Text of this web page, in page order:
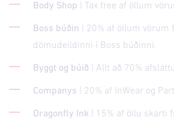
Body Shop | Tax free af öllum
Boss búðin
| 20% af öllum vörum
dömudeildinni í Boss búðinni.
Byggt og búið | Allt að 70%
Companys | 20% af InWear og
Dragonfly Ink | 15% af öllu skarti